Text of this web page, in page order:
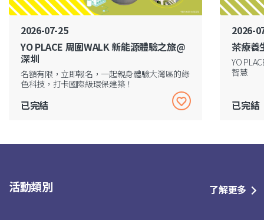
2026-07-25
YO PLACE 周圍WALK 新能源體驗之旅@
深圳
名額有限，立即報名，一起親身體驗大灣區的綠
色科技，打卡國際級環保建築！
已完結
2026-
茶療養
YO
智慧
已完結
活動類別 了解更多